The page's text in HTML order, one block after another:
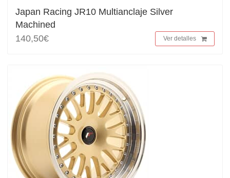
Japan Racing JR10 Multianclaje Silver
Machined
140,50€
Ver detalles